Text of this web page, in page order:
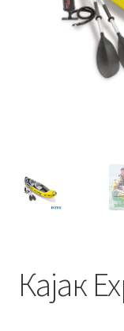
Сите производи
Услови за
Кајак